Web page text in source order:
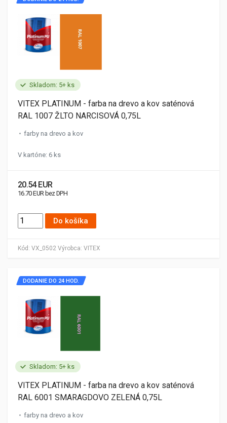
Skladom: 5+ ks
Kód: VX_0502 Výrobca: VITEX
VITEX PLATINUM - farba na drevo a kov saténová
RAL 1007 ŽLTO NARCISOVÁ 0,75L
farby na drevo a kov
V kartóne: 6 ks
20.54 EUR
16.70 EUR bez DPH
Do košíka
Skladom: 5+ ks
DODANIE DO 24 HOD.
VITEX PLATINUM - farba na drevo a kov saténová
RAL 6001 SMARAGDOVO ZELENÁ 0,75L
farby na drevo a kov